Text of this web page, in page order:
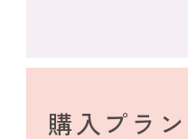
購入プラン